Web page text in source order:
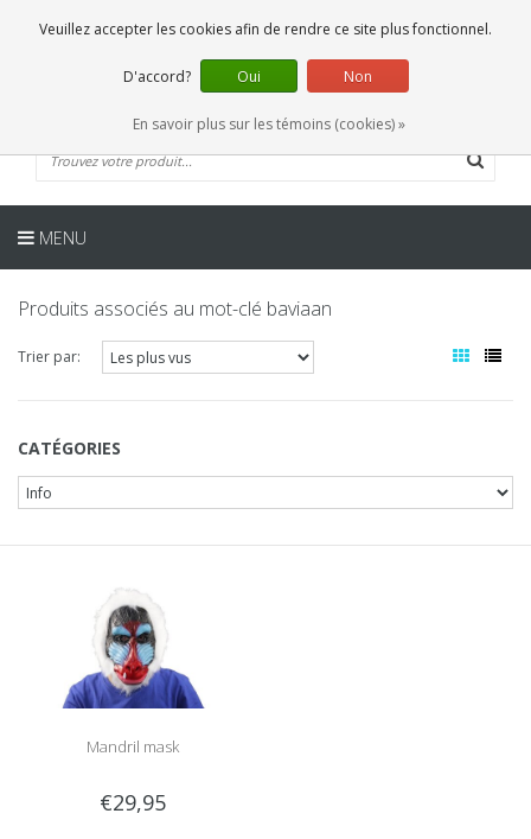
0 Articles
FR
MENU
Produits associés au mot-clé baviaan
Trier par:
CATÉGORIES
Mandril mask
€29,95
Veuillez accepter les cookies afin de rendre ce site plus fonctionnel.
D'accord? Oui Non
En savoir plus sur les témoins (cookies) »